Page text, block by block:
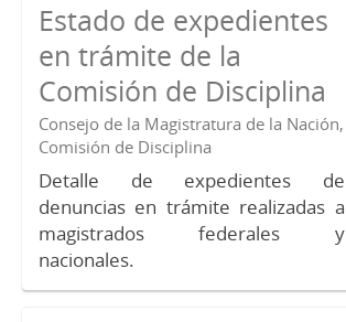
Estado de expedientes
en trámite de la
Comisión de Disciplina
Consejo de la Magistratura de la Nación,
Comisión de Disciplina
Detalle de expedientes de
denuncias en trámite realizadas a
magistrados federales y
nacionales.